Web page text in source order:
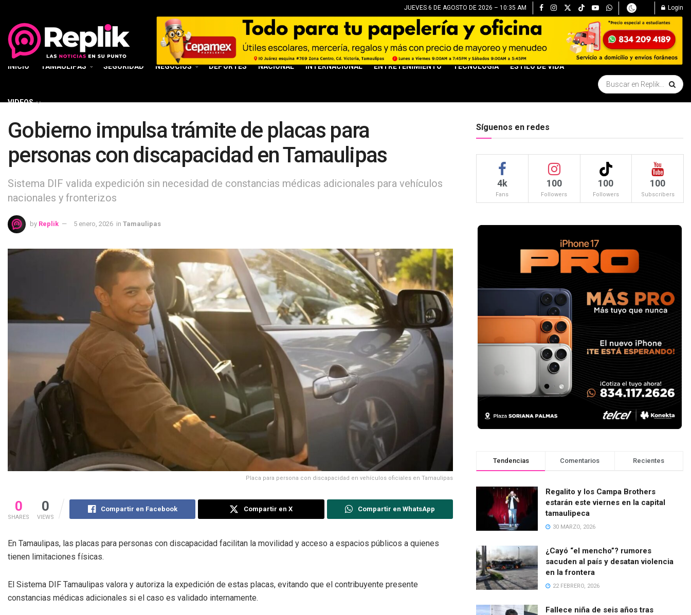
JUEVES 6 DE AGOSTO DE 2026 – 10:35 AM Login
INICIO TAMAULIPAS SEGURIDAD NEGOCIOS DEPORTES NACIONAL INTERNACIONAL ENTRETENIMIENTO TECNOLOGÍA ESTILO DE VIDA
VIDEOS
Gobierno impulsa trámite de placas para
personas con discapacidad en Tamaulipas
Sistema DIF valida expedición sin necesidad de constancias médicas adicionales para vehículos
nacionales y fronterizos
by Replik 5 enero, 2026 in Tamaulipas
Placa para persona con discapacidad en vehículos oficiales en Tamaulipas
0
SHARES
0
VIEWS
Compartir en Facebook Compartir en X Compartir en WhatsApp
En Tamaulipas, las placas para personas con discapacidad facilitan la movilidad y acceso a espacios públicos a quienes
tienen limitaciones físicas.
El Sistema DIF Tamaulipas valora y autoriza la expedición de estas placas, evitando que el contribuyente presente
constancias médicas adicionales si el caso es validado internamente.
Síguenos en redes
4k
Fans
100
Followers
100
Followers
100
Subscribers
Tendencias Comentarios Recientes
Regalito y los Campa Brothers
estarán este viernes en la capital
tamaulipeca
30 MARZO, 2026
¿Cayó “el mencho”? rumores
sacuden al país y desatan violencia
en la frontera
22 FEBRERO, 2026
Fallece niña de seis años tras